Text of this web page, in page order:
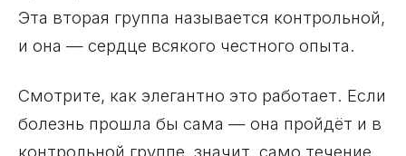
Эта вторая группа называется контрольной,
и она — сердце всякого честного опыта.
Смотрите, как элегантно это работает. Если
болезнь прошла бы сама — она пройдёт и в
контрольной группе, значит, само течение